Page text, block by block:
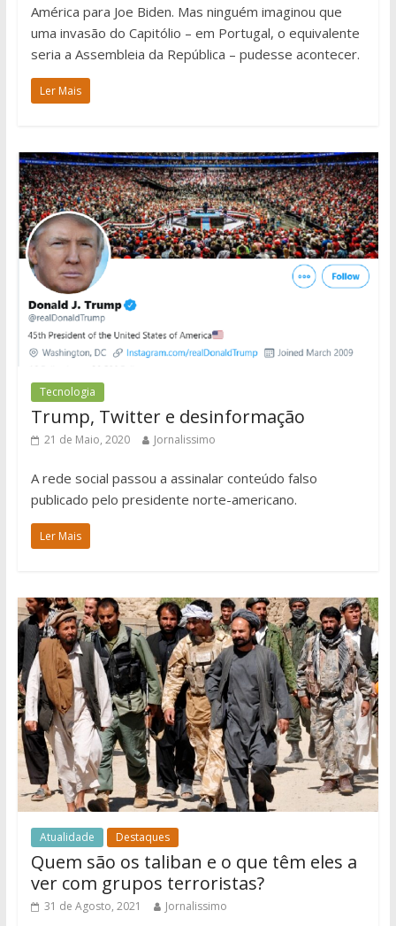
América para Joe Biden. Mas ninguém imaginou que
uma invasão do Capitólio – em Portugal, o equivalente
seria a Assembleia da República – pudesse acontecer.
Ler Mais
Tecnologia
Trump, Twitter e desinformação
21 de Maio, 2020 Jornalissimo
A rede social passou a assinalar conteúdo falso
publicado pelo presidente norte-americano.
Ler Mais
Atualidade Destaques
Quem são os taliban e o que têm eles a
ver com grupos terroristas?
31 de Agosto, 2021 Jornalissimo